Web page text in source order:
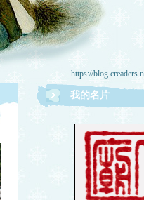
https://
我的名片